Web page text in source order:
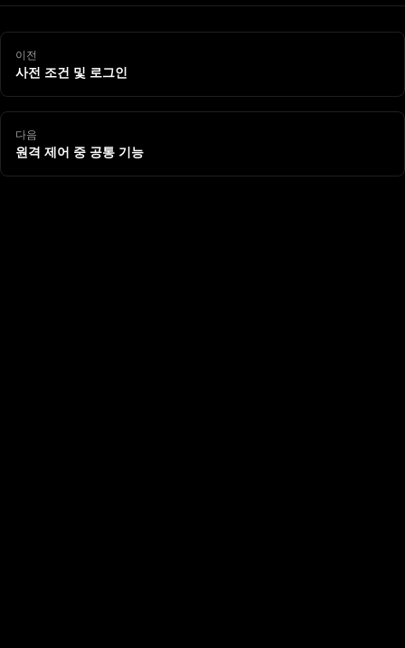
이전
사전 조건 및 로그인
다음
원격 제어 중 공통 기능